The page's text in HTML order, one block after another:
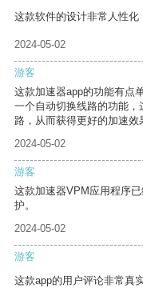
这款软件的设计非常人性化
2024-05-02
游客
这款加速器app的功能有点
一个自动切换线路的功能
路，从而获得更好的加速效
2024-05-02
游客
这款加速器VPM应用程序
护。
2024-05-02
游客
这款app的用户评论非常真